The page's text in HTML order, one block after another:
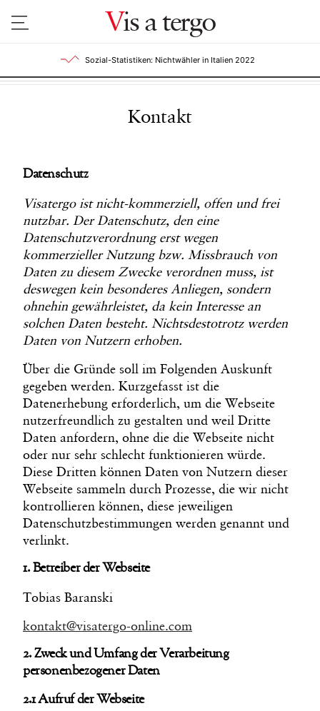
Vis a tergo
Sozial-Statistiken: Nichtwähler in Italien 2022
Kontakt
Datenschutz
Visatergo ist nicht-kommerziell, offen und frei
nutzbar. Der Datenschutz, den eine
Datenschutzverordnung erst wegen
kommerzieller Nutzung bzw. Missbrauch von
Daten zu diesem Zwecke verordnen muss, ist
deswegen kein besonderes Anliegen, sondern
ohnehin gewährleistet, da kein Interesse an
solchen Daten besteht. Nichtsdestotrotz werden
Daten von Nutzern erhoben.
Über die Gründe soll im Folgenden Auskunft
gegeben werden. Kurzgefasst ist die
Datenerhebung erforderlich, um die Webseite
nutzerfreundlich zu gestalten und weil Dritte
Daten anfordern, ohne die die Webseite nicht
oder nur sehr schlecht funktionieren würde.
Diese Dritten können Daten von Nutzern dieser
Webseite sammeln durch Prozesse, die wir nicht
kontrollieren können, diese jeweiligen
Datenschutzbestimmungen werden genannt und
verlinkt.
1. Betreiber der Webseite
Tobias Baranski
kontakt@visatergo-online.com
2. Zweck und Umfang der Verarbeitung
personenbezogener Daten
2.1 Aufruf der Webseite